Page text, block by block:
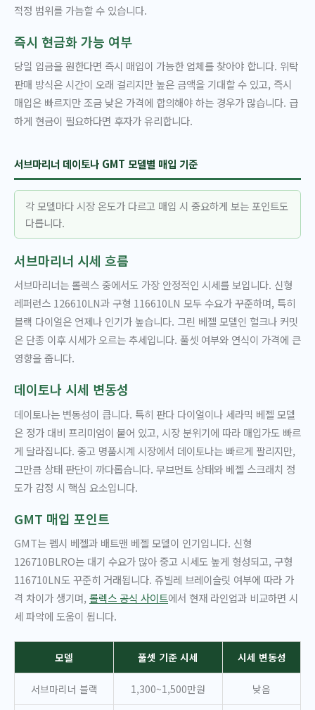
적정 범위를 가늠할 수 있습니다.
즉시 현금화 가능 여부
당일 입금을 원한다면 즉시 매입이 가능한 업체를 찾아야 합니다. 위탁
판매 방식은 시간이 오래 걸리지만 높은 금액을 기대할 수 있고, 즉시
매입은 빠르지만 조금 낮은 가격에 합의해야 하는 경우가 많습니다. 급
하게 현금이 필요하다면 후자가 유리합니다.
서브마리너 데이토나 GMT 모델별 매입 기준
각 모델마다 시장 온도가 다르고 매입 시 중요하게 보는 포인트도
다릅니다.
서브마리너 시세 흐름
서브마리너는 롤렉스 중에서도 가장 안정적인 시세를 보입니다. 신형
레퍼런스 126610LN과 구형 116610LN 모두 수요가 꾸준하며, 특히
블랙 다이얼은 언제나 인기가 높습니다. 그린 베젤 모델인 헐크나 커밋
은 단종 이후 시세가 오르는 추세입니다. 풀셋 여부와 연식이 가격에 큰
영향을 줍니다.
데이토나 시세 변동성
데이토나는 변동성이 큽니다. 특히 판다 다이얼이나 세라믹 베젤 모델
은 정가 대비 프리미엄이 붙어 있고, 시장 분위기에 따라 매입가도 빠르
게 달라집니다. 중고 명품시계 시장에서 데이토나는 빠르게 팔리지만,
그만큼 상태 판단이 까다롭습니다. 무브먼트 상태와 베젤 스크래치 정
도가 감정 시 핵심 요소입니다.
GMT 매입 포인트
GMT는 펩시 베젤과 배트맨 베젤 모델이 인기입니다. 신형
126710BLRO는 대기 수요가 많아 중고 시세도 높게 형성되고, 구형
116710LN도 꾸준히 거래됩니다. 쥬빌레 브레이슬릿 여부에 따라 가
격 차이가 생기며, 롤렉스 공식 사이트에서 현재 라인업과 비교하면 시
세 파악에 도움이 됩니다.
모델 풀셋 기준 시세 시세 변동성
서브마리너 블랙 1,300~1,500만원 낮음